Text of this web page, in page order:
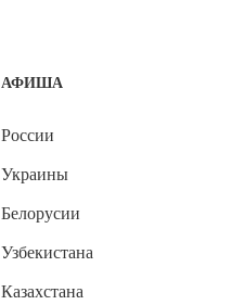
АФИША
России
Украины
Белорусии
Узбекистана
Казахстана